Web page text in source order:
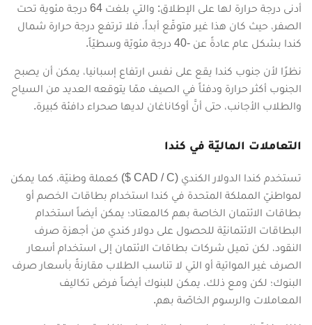
أدنى درجة حرارة لها على الإطلاق: والتي بلغت 64 درجة مئوية تحت
الصفر، حيث كان هذا غير متوقّع أبداً، فلا ترتفع درجة حرارة شمال
كندا بشكل عام عادةً عن -40 درجة مئويّة وسطيّاً.
نظرًا لأن جنوب كندا يقع على نفس ارتفاع إسبانيا، يمكن أن يصبح
الجنوب أكثر حرارة ودفئاً في الصيف ممّا يتوقعه العديد من السياح
والطلاب الأجانب، حتى أنَّ أوكاناغان لديها صحراء دافئة كبيرة.
التعاملات الماليّة في كندا
تستخدم كندا الدولار الكندي (CAD / C $) كعملة وطنيّة، كما يمكن
لمواطنيّ المملكة المتحدة في كندا استخدام بطاقات الخصم أو
بطاقات الائتمان الخاصة بهم كالمعتاد؛ يمكن أيضاً استخدام
البطاقات الائتمانيّة للحصول على دولار كندي من أجهزة صرف
النقود، لكن تميل شركات بطاقات الائتمان إلى استخدام أسعار
الصرف غير المواتية أو التي لا تناسب الطلاب مقارنةً بأسعار صرف
البنوك؛ لكن ومع ذلك، يمكن للبنوك أيضاً فرض تكاليف
المعاملات والرسوم الخاصّة بهم.